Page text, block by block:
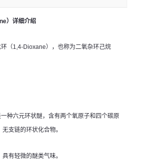
）详细介绍
环（1,4-Dioxane），也称为二氧杂环己烷
种六元环状醚，含有两个氧原子和四个碳原
支链的环状化合物。
有轻微的醚类气味。